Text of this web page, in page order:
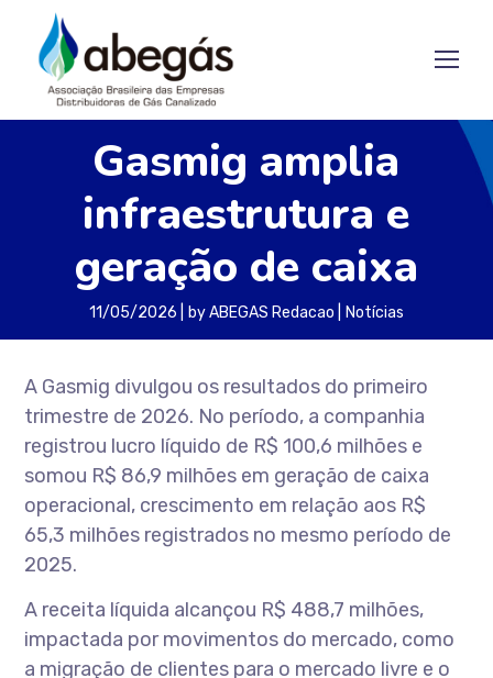
Gasmig amplia
infraestrutura e
geração de caixa
11/05/2026 byABEGAS Redacao Notícias
A Gasmig divulgou os resultados do primeiro
trimestre de 2026. No período, a companhia
registrou lucro líquido de R$ 100,6 milhões e
somou R$ 86,9 milhões em geração de caixa
operacional, crescimento em relação aos R$
65,3 milhões registrados no mesmo período de
2025.
A receita líquida alcançou R$ 488,7 milhões,
impactada por movimentos do mercado, como
a migração de clientes para o mercado livre e o